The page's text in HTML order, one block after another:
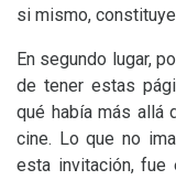
si mismo,
En segundo lugar,
de tener estas
qué había más allá
cine. Lo que no
esta invitación, fue